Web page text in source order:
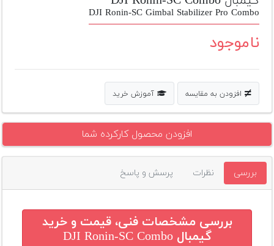
لیست
قیمت
دوربین
DJI Ronin-SC Gimbal Stabilizer Pro Combo
ناموجود
افزودن به مقایسه آموزش خرید
افزودن محصول کارکرده شما
بررسی نظرات پرسش و پاسخ
بررسی مشخصات فنی، قیمت و خرید
گیمبال DJI Ronin-SC Combo